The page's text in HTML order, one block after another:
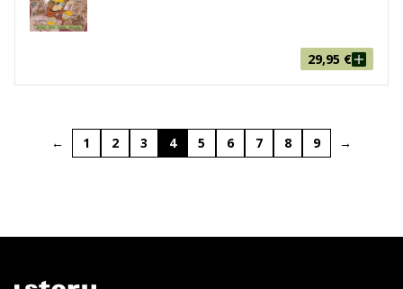
29,95 €
← 1 2 3 4 5 6 7 8 9 →